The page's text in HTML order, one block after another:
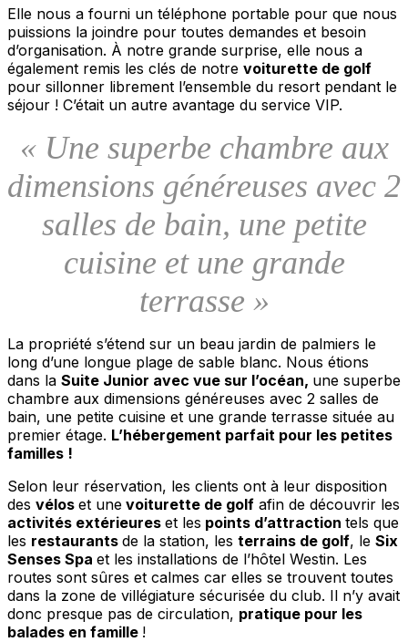
Elle nous a fourni un téléphone portable pour que nous
puissions la joindre pour toutes demandes et besoin
d’organisation. À notre grande surprise, elle nous a
également remis les clés de notre voiturette de golf
pour sillonner librement l’ensemble du resort pendant le
séjour ! C’était un autre avantage du service VIP.
« Une superbe chambre aux
dimensions généreuses avec 2
salles de bain, une petite
cuisine et une grande
terrasse »
La propriété s’étend sur un beau jardin de palmiers le
long d’une longue plage de sable blanc. Nous étions
dans la Suite Junior avec vue sur l’océan, une superbe
chambre aux dimensions généreuses avec 2 salles de
bain, une petite cuisine et une grande terrasse située au
premier étage. L’hébergement parfait pour les petites
familles !
Selon leur réservation, les clients ont à leur disposition
des vélos et une voiturette de golf afin de découvrir les
activités extérieures et les points d’attraction tels que
les restaurants de la station, les terrains de golf, le Six
Senses Spa et les installations de l’hôtel Westin. Les
routes sont sûres et calmes car elles se trouvent toutes
dans la zone de villégiature sécurisée du club. Il n’y avait
donc presque pas de circulation, pratique pour les
balades en famille !